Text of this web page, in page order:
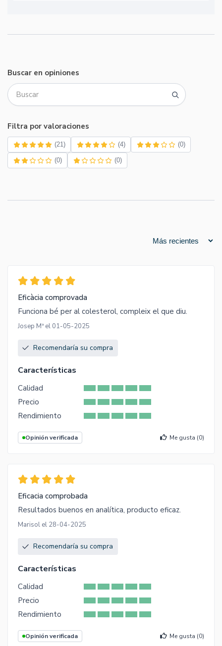
Buscar en opiniones
Filtra por valoraciones
(21) (4) (0)
(0) (0)
Eficàcia comprovada
Funciona bé per al colesterol, compleix el que diu.
Josep Mª el 01-05-2025
Recomendaría su compra
Características
Calidad
Precio
Rendimiento
Opinión verificada Me gusta (0)
Eficacia comprobada
Resultados buenos en analítica, producto eficaz.
Marisol el 28-04-2025
Recomendaría su compra
Características
Calidad
Precio
Rendimiento
Opinión verificada Me gusta (0)